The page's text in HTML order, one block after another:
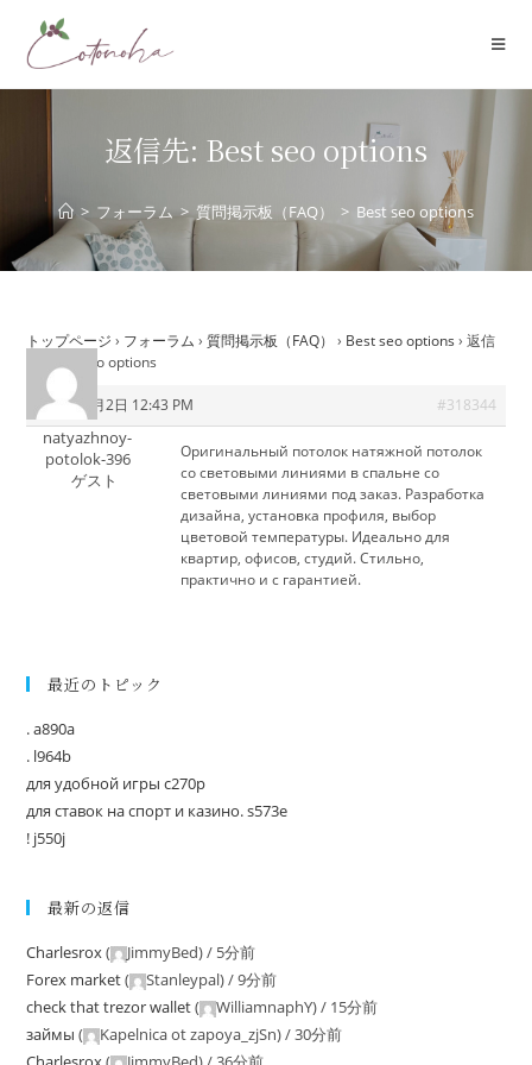
返信先: Best seo options
> フォーラム > 質問掲示板（FAQ） > Best seo options
トップページ › フォーラム › 質問掲示板（FAQ） › Best seo options › 返信
先: Best seo options
2025年8月2日 12:43 PM #318344
natyazhnoy-
potolok-396
ゲスト
Оригинальный потолок натяжной потолок
со световыми линиями в спальне со
световыми линиями под заказ. Разработка
дизайна, установка профиля, выбор
цветовой температуры. Идеально для
квартир, офисов, студий. Стильно,
практично и с гарантией.
最近のトピック
. a890a
. l964b
для удобной игры c270p
для ставок на спорт и казино. s573e
! j550j
最新の返信
Charlesrox( JimmyBed) / 5分前
Forex market( Stanleypal) /9分前
check that trezor wallet( WilliamnaphY) / 15分前
займы ( Kapelnica ot zapoya_zjSn) /30分前